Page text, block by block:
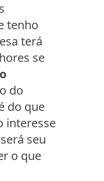
tenho
terá
se
do
do que
interesse
seu
o que